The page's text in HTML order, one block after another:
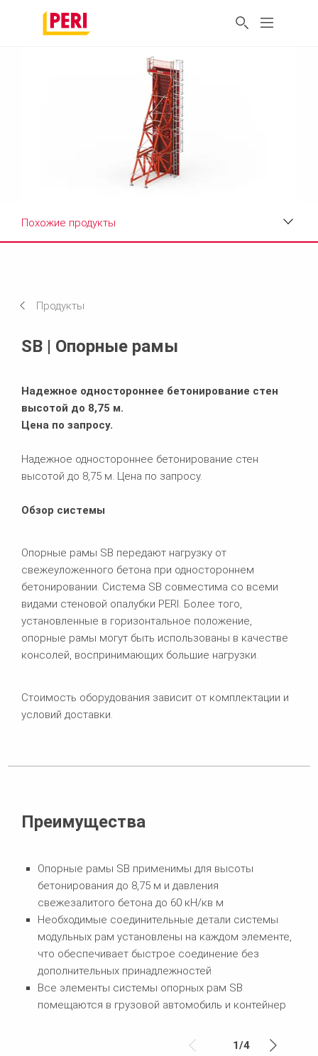
Похожие продукты
Продукты
SB | Опорные рамы
Надежное одностороннее бетонирование стен
высотой до 8,75 м.
Цена по запросу.
Надежное одностороннее бетонирование стен
высотой до 8,75 м. Цена по запросу.
Обзор системы
Опорные рамы SB передают нагрузку от
свежеуложенного бетона при одностороннем
бетонировании. Система SB совместима со всеми
видами стеновой опалубки PERI. Более того,
установленные в горизонтальное положение,
опорные рамы могут быть использованы в качестве
консолей, воспринимающих большие нагрузки.
Стоимость оборудования зависит от комплектации и
условий доставки.
Преимущества
Опорные рамы SB применимы для высоты
бетонирования до 8,75 м и давления
свежезалитого бетона до 60 кН/кв м
Необходимые соединительные детали системы
модульных рам установлены на каждом элементе,
что обеспечивает быстрое соединение без
дополнительных принадлежностей
Все элементы системы опорных рам SB
помещаются в грузовой автомобиль и контейнер
1/4